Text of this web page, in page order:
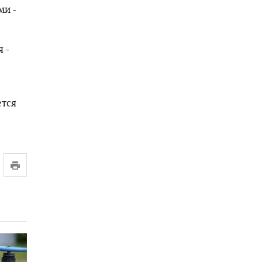
-
-